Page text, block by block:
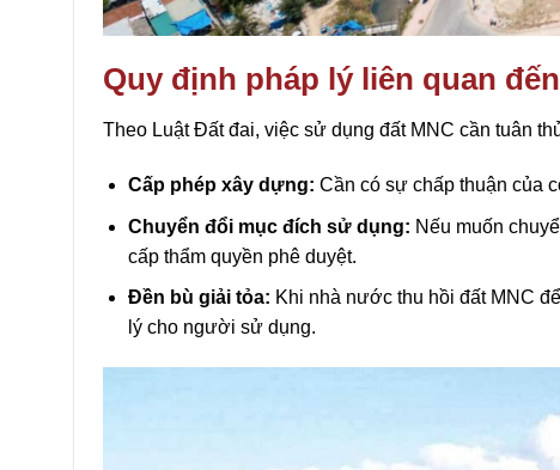
Quy định pháp lý liên quan
Theo Luật Đất đai, việc sử dụng đất MNC cần tuân
Cấp phép xây dựng: Cần có sự chấp thuận của
Chuyển đổi mục đích sử dụng: Nếu muốn
cấp thẩm quyền phê duyệt.
Đền bù giải tỏa: Khi nhà nước thu hồi đất MNC
lý cho người sử dụng.